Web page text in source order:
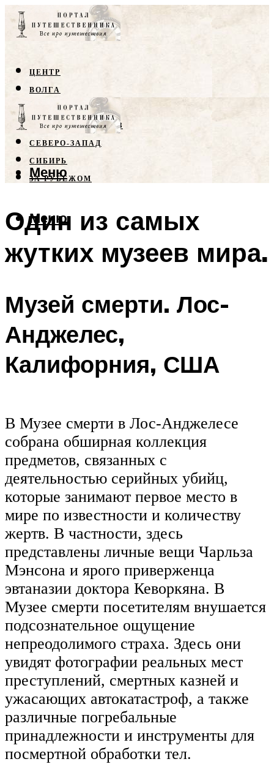
ЦЕНТР
ВОЛГА
КРЫМ
СЕВЕРНЫЙ КАВКАЗ
СЕВЕРО-ЗАПАД
СИБИРЬ
ЗА РУБЕЖОМ
Меню
Меню
Один из самых
жутких музеев мира.
Музей смерти. Лос-
Анджелес,
Калифорния, США
В Музее смерти в Лос-Анджелесе
собрана обширная коллекция
предметов, связанных с
деятельностью серийных убийц,
которые занимают первое место в
мире по известности и количеству
жертв. В частности, здесь
представлены личные вещи Чарльза
Мэнсона и ярого приверженца
эвтаназии доктора Кеворкяна. В
Музее смерти посетителям внушается
подсознательное ощущение
непреодолимого страха. Здесь они
увидят фотографии реальных мест
преступлений, смертных казней и
ужасающих автокатастроф, а также
различные погребальные
принадлежности и инструменты для
посмертной обработки тел.